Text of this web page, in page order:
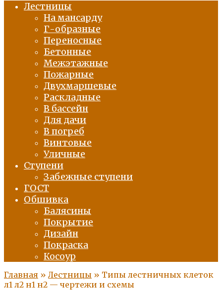
Лестницы
На мансарду
Г-образные
Переносные
Бетонные
Межэтажные
Пожарные
Двухмаршевые
Раскладные
В бассейн
Для дачи
В погреб
Винтовые
Уличные
Ступени
Забежные ступени
ГОСТ
Обшивка
Балясины
Покрытие
Дизайн
Покраска
Косоур
Главная » Лестницы » Типы лестничных клеток
л1 л2 н1 н2 — чертежи и схемы